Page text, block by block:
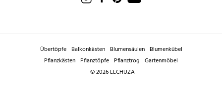
Übertöpfe Balkonkästen Blumensäulen Blumenkübel
Pflanzkästen Pflanztöpfe Pflanztrog Gartenmöbel
© 2026 LECHUZA